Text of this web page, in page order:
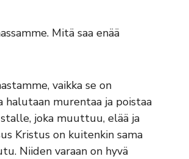
Mitä saa enää
vaikka se on
halutaan murentaa ja poistaa
joka muuttuu, elää ja
Kristus on kuitenkin sama
Niiden varaan on hyvä